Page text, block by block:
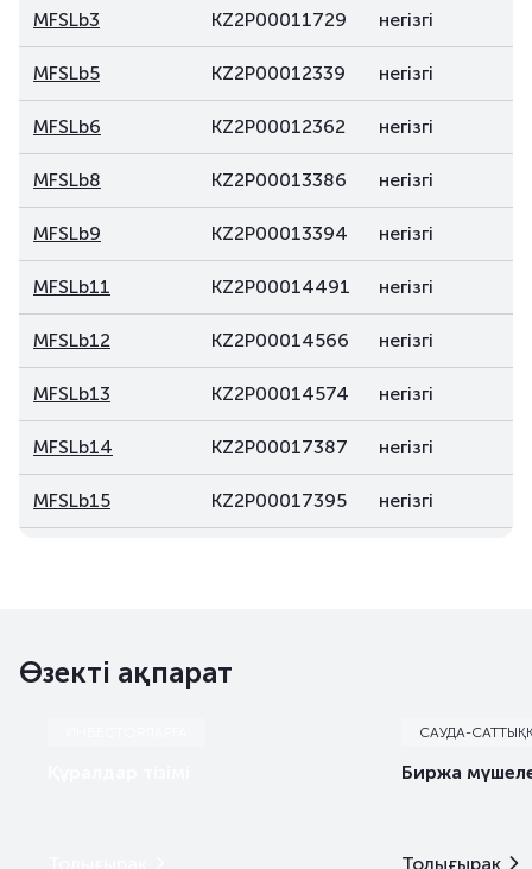
MFSLb3 KZ2P00011729 негізгі
MFSLb5 KZ2P00012339 негізгі
MFSLb6 KZ2P00012362 негізгі
MFSLb8 KZ2P00013386 негізгі
MFSLb9 KZ2P00013394 негізгі
MFSLb11 KZ2P00014491 негізгі
MFSLb12 KZ2P00014566 негізгі
MFSLb13 KZ2P00014574 негізгі
MFSLb14 KZ2P00017387 негізгі
MFSLb15 KZ2P00017395 негізгі
Өзекті ақпарат
САУДА-
Биржа
Толығырақ